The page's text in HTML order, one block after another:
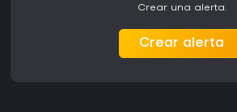
Crear una alerta.
Crear alerta